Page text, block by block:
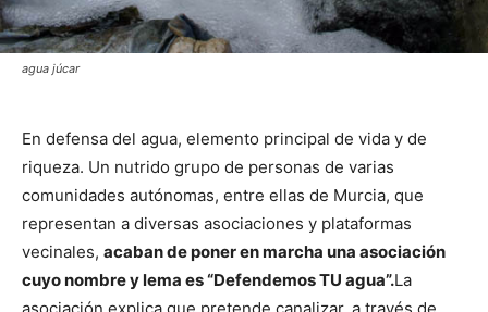
agua júcar
En defensa del agua, elemento principal de vida y de
riqueza. Un nutrido grupo de personas de varias
comunidades autónomas, entre ellas de Murcia, que
representan a diversas asociaciones y plataformas
vecinales, acaban de poner en marcha una asociación
cuyo nombre y lema es “Defendemos TU agua”.La